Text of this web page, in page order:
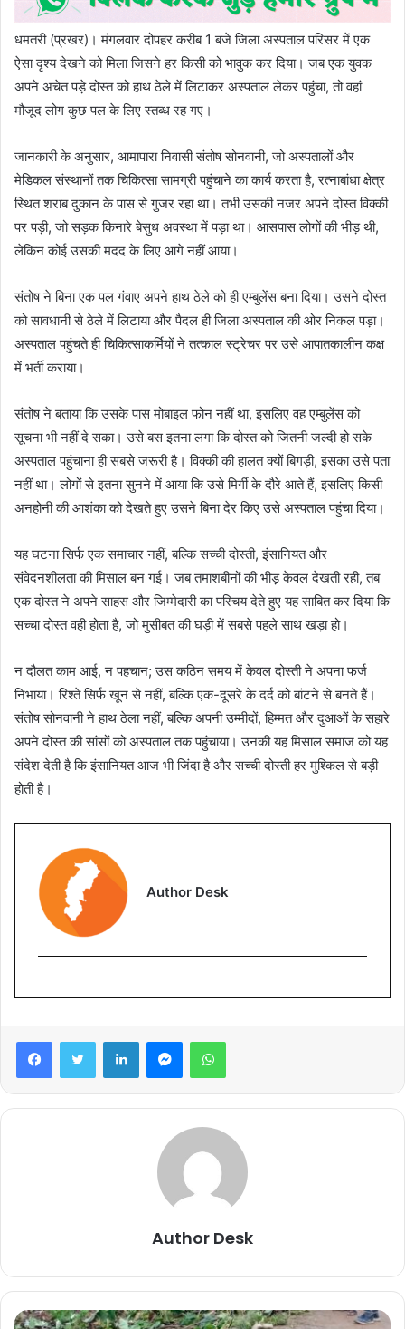
धमतरी (प्रखर)। मंगलवार दोपहर करीब 1 बजे जिला अस्पताल परिसर में एक
ऐसा दृश्य देखने को मिला जिसने हर किसी को भावुक कर दिया। जब एक युवक
अपने अचेत पड़े दोस्त को हाथ ठेले में लिटाकर अस्पताल लेकर पहुंचा, तो वहां
मौजूद लोग कुछ पल के लिए स्तब्ध रह गए।
जानकारी के अनुसार, आमापारा निवासी संतोष सोनवानी, जो अस्पतालों और
मेडिकल संस्थानों तक चिकित्सा सामग्री पहुंचाने का कार्य करता है, रत्नाबांधा क्षेत्र
स्थित शराब दुकान के पास से गुजर रहा था। तभी उसकी नजर अपने दोस्त विक्की
पर पड़ी, जो सड़क किनारे बेसुध अवस्था में पड़ा था। आसपास लोगों की भीड़ थी,
लेकिन कोई उसकी मदद के लिए आगे नहीं आया।
संतोष ने बिना एक पल गंवाए अपने हाथ ठेले को ही एम्बुलेंस बना दिया। उसने दोस्त
को सावधानी से ठेले में लिटाया और पैदल ही जिला अस्पताल की ओर निकल पड़ा।
अस्पताल पहुंचते ही चिकित्साकर्मियों ने तत्काल स्ट्रेचर पर उसे आपातकालीन कक्ष
में भर्ती कराया।
संतोष ने बताया कि उसके पास मोबाइल फोन नहीं था, इसलिए वह एम्बुलेंस को
सूचना भी नहीं दे सका। उसे बस इतना लगा कि दोस्त को जितनी जल्दी हो सके
अस्पताल पहुंचाना ही सबसे जरूरी है। विक्की की हालत क्यों बिगड़ी, इसका उसे पता
नहीं था। लोगों से इतना सुनने में आया कि उसे मिर्गी के दौरे आते हैं, इसलिए किसी
अनहोनी की आशंका को देखते हुए उसने बिना देर किए उसे अस्पताल पहुंचा दिया।
यह घटना सिर्फ एक समाचार नहीं, बल्कि सच्ची दोस्ती, इंसानियत और
संवेदनशीलता की मिसाल बन गई। जब तमाशबीनों की भीड़ केवल देखती रही, तब
एक दोस्त ने अपने साहस और जिम्मेदारी का परिचय देते हुए यह साबित कर दिया कि
सच्चा दोस्त वही होता है, जो मुसीबत की घड़ी में सबसे पहले साथ खड़ा हो।
न दौलत काम आई, न पहचान; उस कठिन समय में केवल दोस्ती ने अपना फर्ज
निभाया। रिश्ते सिर्फ खून से नहीं, बल्कि एक-दूसरे के दर्द को बांटने से बनते हैं।
संतोष सोनवानी ने हाथ ठेला नहीं, बल्कि अपनी उम्मीदों, हिम्मत और दुआओं के सहारे
अपने दोस्त की सांसों को अस्पताल तक पहुंचाया। उनकी यह मिसाल समाज को यह
संदेश देती है कि इंसानियत आज भी जिंदा है और सच्ची दोस्ती हर मुश्किल से बड़ी
होती है।
Author Desk
Author Desk